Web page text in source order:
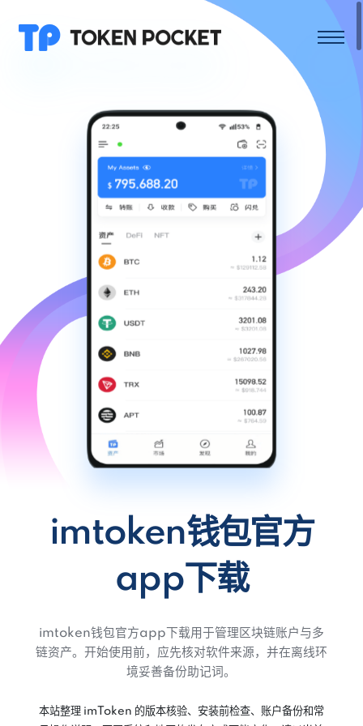
imtoken钱包官方
app下载
imtoken钱包官方app下载用于管理区块链账户与多
链资产。开始使用前，应先核对软件来源，并在离线环
境妥善备份助记词。
本站整理 imToken 的版本核验、安装前检查、账户备份和常